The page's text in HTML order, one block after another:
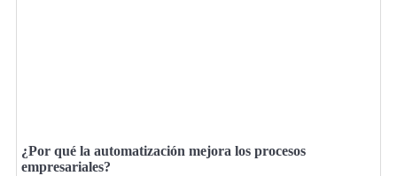
¿Por qué la automatización mejora los procesos
empresariales?